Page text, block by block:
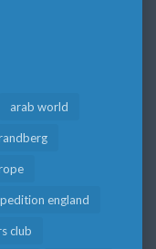
arab world
england
club